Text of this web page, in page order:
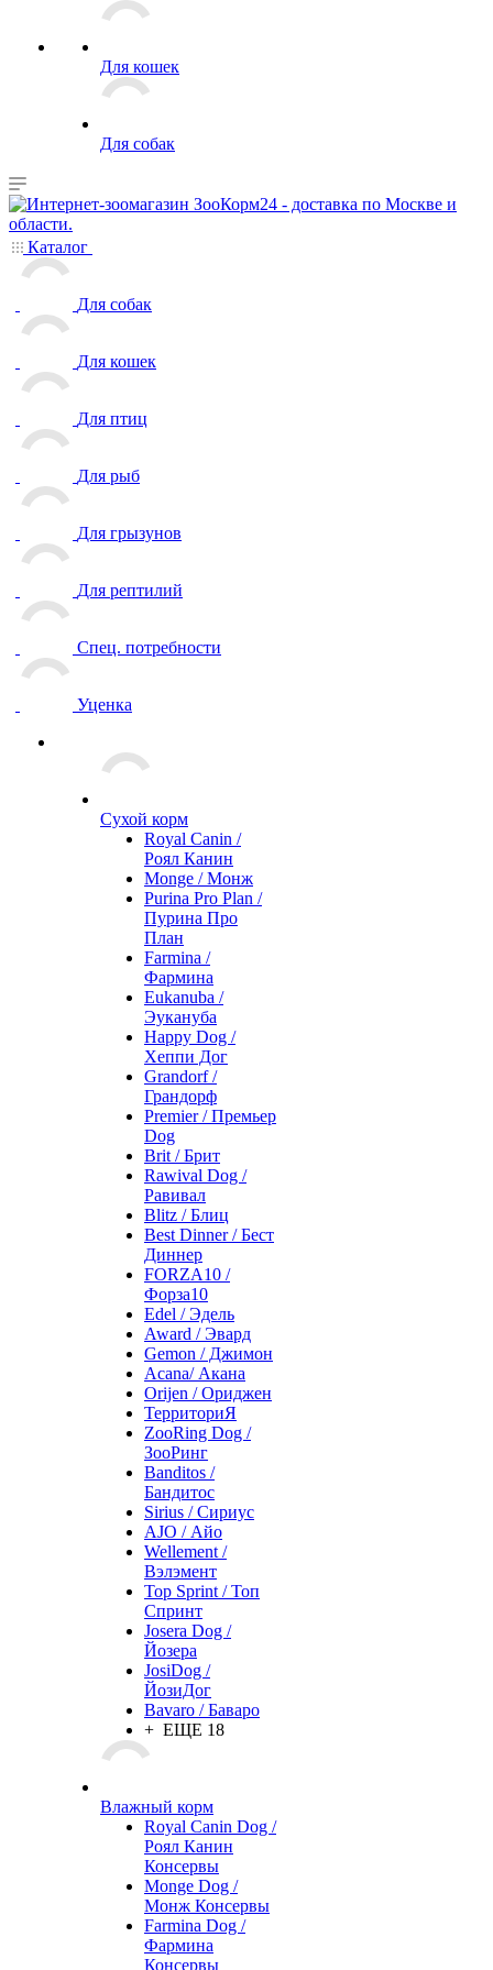
Для кошек
Для собак
Каталог
Для собак
Для кошек
Для птиц
Для рыб
Для грызунов
Для рептилий
Спец. потребности
Уценка
Сухой корм
Royal Canin /
Роял Канин
Monge / Монж
Purina Pro Plan /
Пурина Про
План
Farmina /
Фармина
Eukanuba /
Эукануба
Happy Dog /
Хеппи Дог
Grandorf /
Грандорф
Premier / Премьер
Dog
Brit / Брит
Rawival Dog /
Равивал
Blitz / Блиц
Best Dinner / Бест
Диннер
FORZA10 /
Форза10
Edel / Эдель
Award / Эвард
Gemon / Джимон
Acana/ Акана
Orijen / Ориджен
ТерриториЯ
ZooRing Dog /
ЗооРинг
Banditos /
Бандитос
Sirius / Сириус
AJO / Айо
Wellement /
Вэлэмент
Top Sprint / Топ
Спринт
Josera Dog /
Йозера
JosiDog /
ЙозиДог
Bavaro / Баваро
+ ЕЩЕ 18
Влажный корм
Royal Canin Dog /
Роял Канин
Консервы
Monge Dog /
Монж Консервы
Farmina Dog /
Фармина
Консервы